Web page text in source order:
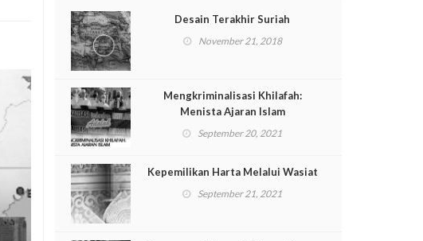
Desain Terakhir Suriah
November 21, 2018
Mengkriminalisasi Khilafah:
Menista Ajaran Islam
September 20, 2021
Kepemilikan Harta Melalui Wasiat
September 21, 2021